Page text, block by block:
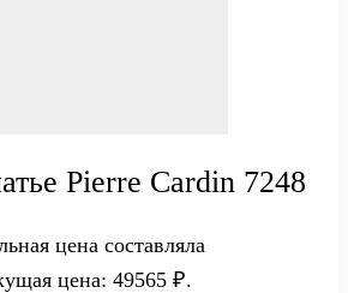
Pierre Cardin 7248
цена составляла
цена: 49565 ₽.